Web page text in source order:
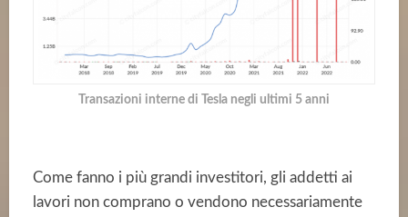
Transazioni interne di Tesla negli ultimi 5 anni
Come fanno i più grandi investitori, gli addetti ai
lavori non comprano o vendono necessariamente